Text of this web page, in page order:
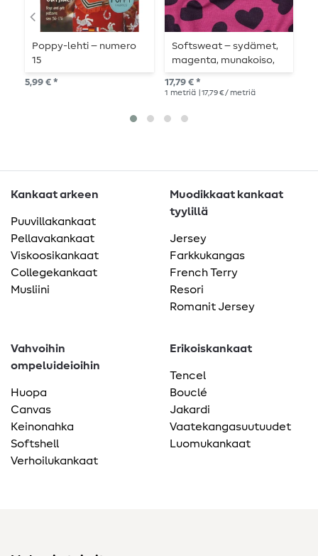
Poppy-lehti – numero
15
5,99 € *
Softsweat – sydämet,
magenta, munakoiso,
karhennettu
17,79 € *
1 metriä | 17,79 € / metriä
Kankaat arkeen
Puuvillakankaat
Pellavakankaat
Viskoosikankaat
Collegekankaat
Musliini
Muodikkaat kankaat
tyylillä
Jersey
Farkkukangas
French Terry
Resori
Romanit Jersey
Vahvoihin
ompeluideioihin
Huopa
Canvas
Keinonahka
Softshell
Verhoilukankaat
Erikoiskankaat
Tencel
Bouclé
Jakardi
Vaatekangasuutuudet
Luomukankaat